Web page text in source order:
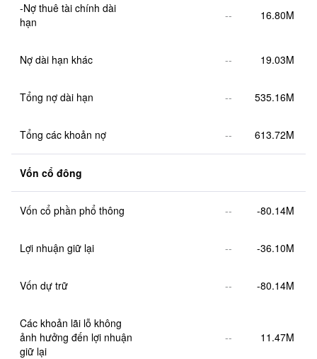
-Nợ thuê tài chính dài
hạn
-- 16.80M
Nợ dài hạn khác -- 19.03M
Tổng nợ dài hạn -- 535.16M
Tổng các khoản nợ -- 613.72M
Vốn cổ đông
Vốn cổ phần phổ thông -- -80.14M
Lợi nhuận giữ lại -- -36.10M
Vốn dự trữ -- -80.14M
Các khoản lãi lỗ không
ảnh hưởng đến lợi nhuận
giữ lại
-- 11.47M